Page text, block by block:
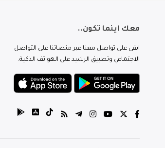
معك اينما تكون..
ابقى على تواصل معنا عبر منصاتنا على التواصل
الاجتماعي وتطبيق الرشيد على الهواتف الذكية.